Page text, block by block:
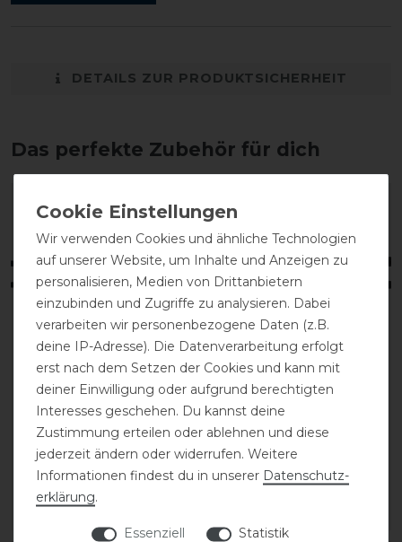
DETAILS ZUR PRODUKTSICHERHEIT
Das perfekte Zubehör für dich
-20%
Euroriding Gurtzügel
Brest, Euroclub
statt 19,95 €
15,96 € *
Schockemöhle Durasoft
Gummi Zügel
76,95 € *
Wir verwenden Cookies und ähnliche Technologien
auf unserer Website, um Inhalte und Anzeigen zu
personalisieren, Medien von Drittanbietern
einzubinden und Zugriffe zu analysieren. Dabei
verarbeiten wir personenbezogene Daten (z.B.
deine IP-Adresse). Die Datenverarbeitung erfolgt
erst nach dem Setzen der Cookies und kann mit
deiner Einwilligung oder aufgrund berechtigten
Interesses geschehen. Du kannst deine
Zustimmung erteilen oder ablehnen und diese
jederzeit ändern oder widerrufen. Weitere
Informationen findest du in unserer Daten­schutz­
erklärung.
Essenziell
Statistik